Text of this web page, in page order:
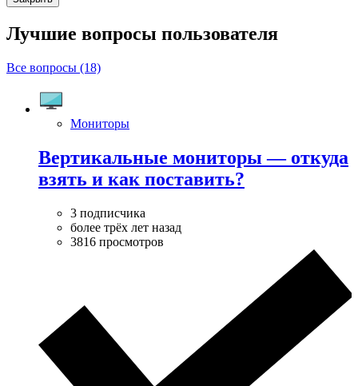
Лучшие вопросы пользователя
Все вопросы (18)
Мониторы
Вертикальные мониторы — откуда
взять и как поставить?
3 подписчика
более трёх лет назад
3816 просмотров